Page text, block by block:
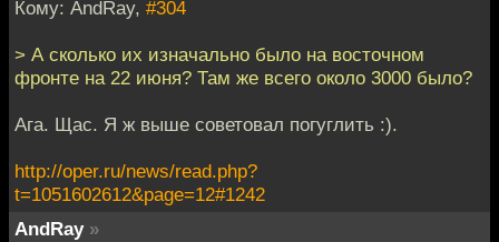
Кому: AndRay, #304
> А сколько их изначально было на восточном
фронте на 22 июня? Там же всего около 3000 было?
Ага. Щас. Я ж выше советовал погуглить :).
http://oper.ru/news/read.php?
t=1051602612&page=12#1242
AndRay »